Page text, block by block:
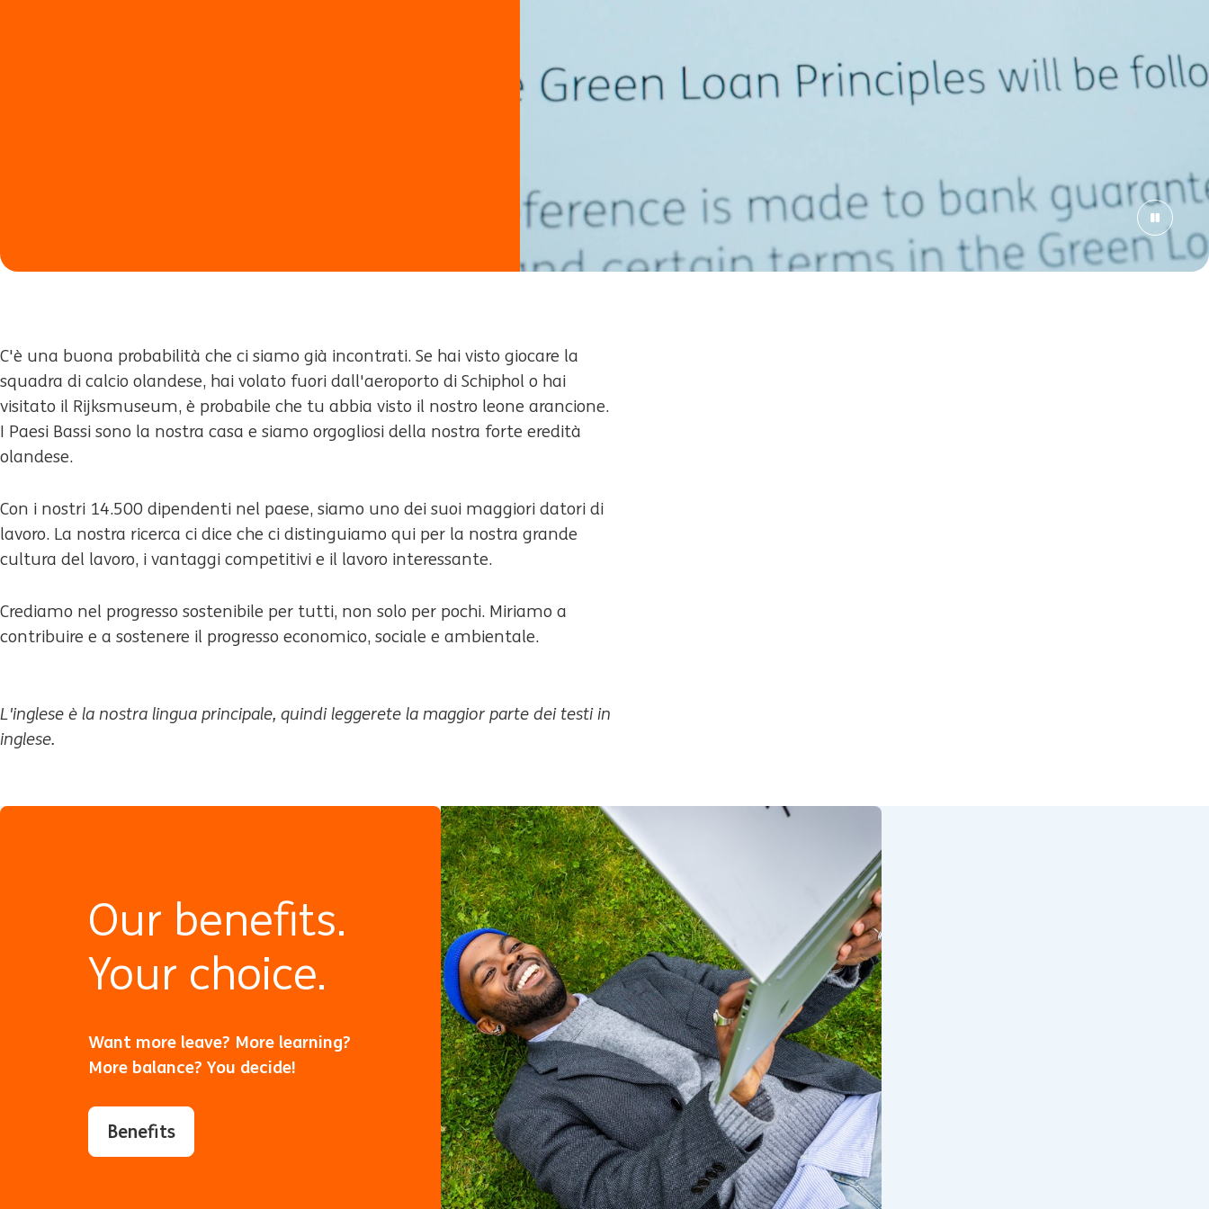
C'è una buona probabilità che ci siamo già incontrati. Se hai visto giocare la
squadra di calcio olandese, hai volato fuori dall'aeroporto di Schiphol o hai
visitato il Rijksmuseum, è probabile che tu abbia visto il nostro leone arancione.
I Paesi Bassi sono la nostra casa e siamo orgogliosi della nostra forte eredità
olandese.
Con i nostri 14.500 dipendenti nel paese, siamo uno dei suoi maggiori datori di
lavoro. La nostra ricerca ci dice che ci distinguiamo qui per la nostra grande
cultura del lavoro, i vantaggi competitivi e il lavoro interessante.
Crediamo nel progresso sostenibile per tutti, non solo per pochi. Miriamo a
contribuire e a sostenere il progresso economico, sociale e ambientale.
L'inglese è la nostra lingua principale, quindi leggerete la maggior parte dei testi in
inglese.
Our benefits.
Your choice.
Want more leave? More learning?
More balance? You decide!
Benefits